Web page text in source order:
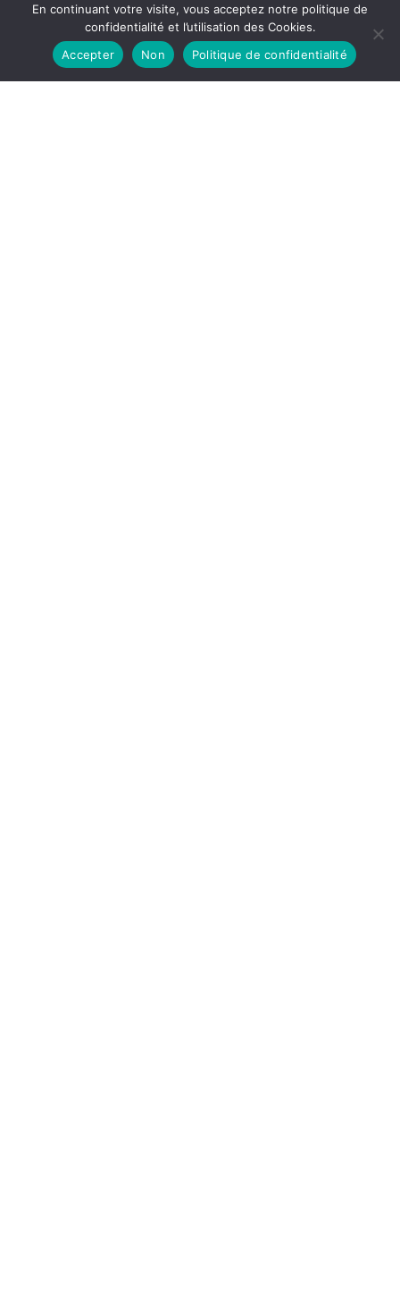
En continuant votre visite, vous acceptez notre politique de
confidentialité et l’utilisation des Cookies.
Accepter
Non Politique de confidentialité